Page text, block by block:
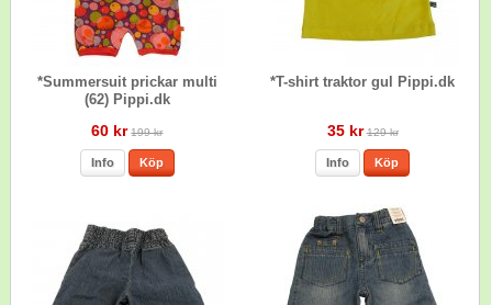
*Summersuit prickar multi
(62) Pippi.dk
60 kr 199 kr
Info Köp
*T-shirt traktor gul Pippi.dk
35 kr 129 kr
Info Köp